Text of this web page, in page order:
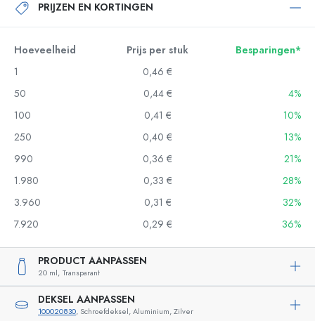
PRIJZEN EN KORTINGEN
Hoeveelheid Prijs per stuk
Besparingen*
1
0,46 €
50
0,44 €
4%
100
0,41 €
10%
250
0,40 €
13%
990
0,36 €
21%
1.980
0,33 €
28%
3.960
0,31 €
32%
7.920
0,29 € 36%
PRODUCT AANPASSEN
20 ml, Transparant
DEKSEL AANPASSEN
100020830, Schroefdeksel, Aluminium, Zilver